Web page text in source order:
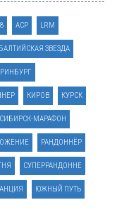
ACP LRM
БАЛТИЙСКАЯ ЗВЕЗДА
КИРОВ КУРСК
МАРАФОН
РАНДОННЁР
СУПЕРРАНДОННЕ
ЮЖНЫЙ ПУТЬ